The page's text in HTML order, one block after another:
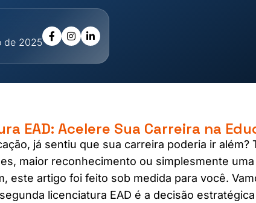
de 2025
EAD: Acelere Sua Carreira na
já sentiu que sua carreira poderia ir além?
maior reconhecimento ou simplesmente
este artigo foi feito sob medida para você.
licenciatura EAD é a decisão